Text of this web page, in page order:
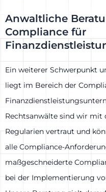
Anwaltliche
Compliance für
Ein weiterer Schwerpunkt
liegt im Bereich der
Rechtsanwälte sind wir mit
Regularien vertraut und
alle Compliance-
maßgeschneiderte
bei der Implementierung